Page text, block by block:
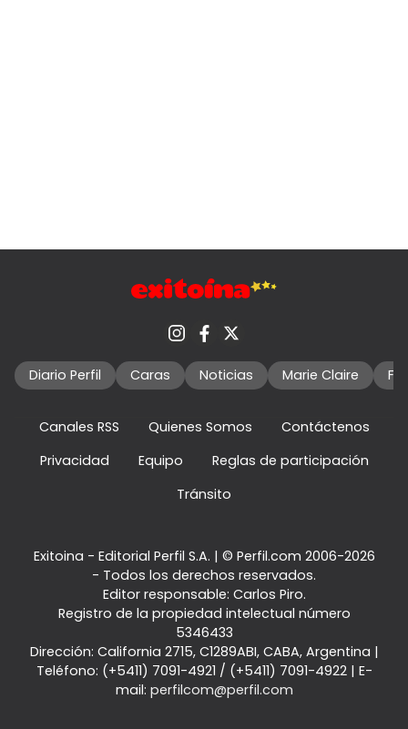
Diario Perfil Caras Noticias Marie Claire
Canales RSS Quienes Somos
Contáctenos
Privacidad
Equipo
Reglas de participación
Tránsito
Exitoina - Editorial Perfil S.A. | © Perfil.com 2006-2026
- Todos los derechos reservados.
Editor responsable: Carlos Piro.
Registro de la propiedad intelectual número
5346433
Dirección: California 2715, C1289ABI, CABA, Argentina |
Teléfono: (+5411) 7091-4921 / (+5411) 7091-4922| E-
mail: perfilcom@perfil.com